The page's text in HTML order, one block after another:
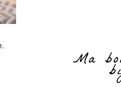
.
Ma